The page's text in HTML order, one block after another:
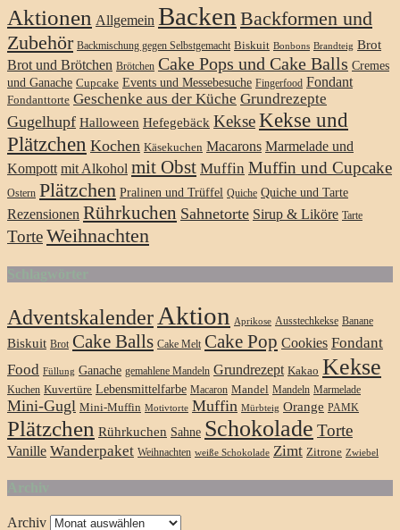
Aktionen Allgemein Backen Backformen und
Zubehör Backmischung gegen Selbstgemacht Biskuit Bonbons Brandteig Brot
Brot und Brötchen Brötchen Cake Pops und Cake Balls Cremes
und Ganache Cupcake Events und Messebesuche Fingerfood Fondant
Fondanttorte Geschenke aus der Küche Grundrezepte
Gugelhupf Halloween Hefegebäck KekseKekse und
Plätzchen Kochen Käsekuchen Macarons Marmelade und
Kompott mit Alkohol mit Obst Muffin Muffin und Cupcake
Ostern Plätzchen Pralinen und Trüffel Quiche Quiche und Tarte
Rezensionen Rührkuchen Sahnetorte Sirup & Liköre Tarte
TorteWeihnachten
Adventskalender Aktion Aprikose Ausstechkekse Banane
Biskuit Brot Cake Balls Cake Melt Cake Pop Cookies Fondant
Food Füllung Ganache gemahlene Mandeln Grundrezept Kakao Kekse
Kuchen Kuvertüre Lebensmittelfarbe Macaron Mandel Mandeln Marmelade
Mini-Gugl Mini-Muffin Motivtorte Muffin Mürbteig Orange PAMK
Plätzchen Rührkuchen Sahne Schokolade Torte
Vanille Wanderpaket Weihnachten weiße Schokolade Zimt Zitrone Zwiebel
Archiv